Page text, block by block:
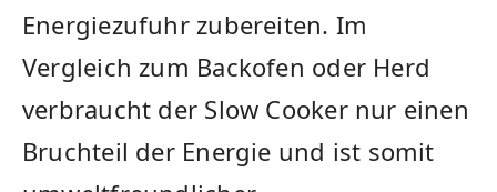
Energiezufuhr zubereiten. Im
Vergleich‍ zum Backofen oder Herd
verbraucht der​ Slow Cooker nur einen
Bruchteil der Energie und ist somit